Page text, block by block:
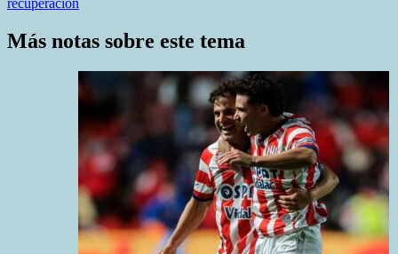
recuperación
Más notas sobre este tema